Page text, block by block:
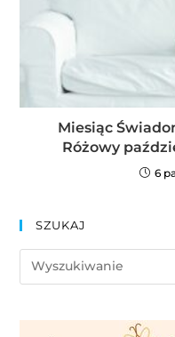
Miesiąc
Różowy
6
SZUKAJ